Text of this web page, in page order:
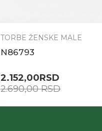
TORBE ŽENSKE MALE
N86793
2.152,00RSD
2.690,00RSD